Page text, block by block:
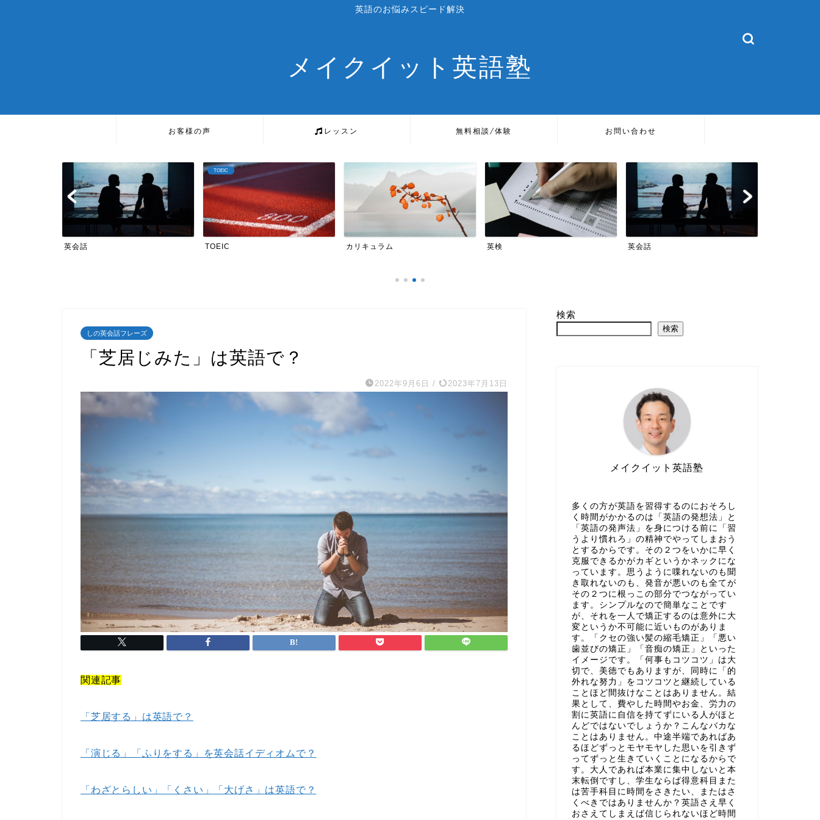
英語のお悩みスピード解決
メイクイット英語塾
お客様の声 レッスン 無料相談/体験 お問い合わせ
英会話
TOEIC
TOEIC カリキュラム 英検 英会話
しの英会話フレーズ
「芝居じみた」は英語で？
2022年9月6日 / 2023年7月13日
関連記事
「芝居する」は英語で？
「演じる」「ふりをする」を英会話イディオムで？
「わざとらしい」「くさい」「大げさ」は英語で？
検索
検索
メイクイット英語塾
多くの方が英語を習得するのにおそろし
く時間がかかるのは「英語の発想法」と
「英語の発声法」を身につける前に「習
うより慣れろ」の精神でやってしまおう
とするからです。その２つをいかに早く
克服できるかがカギというかネックにな
っています。思うように喋れないのも聞
き取れないのも、発音が悪いのも全てが
その２つに根っこの部分でつながってい
ます。シンプルなので簡単なことです
が、それを一人で矯正するのは意外に大
変というか不可能に近いものがありま
す。「クセの強い髪の縮毛矯正」「悪い
歯並びの矯正」「音痴の矯正」といった
イメージです。「何事もコツコツ」は大
切で、美徳でもありますが、同時に「的
外れな努力」をコツコツと継続している
ことほど間抜けなことはありません。結
果として、費やした時間やお金、労力の
割に英語に自信を持てずにいる人がほと
んどではないでしょうか？こんなバカな
ことはありません。中途半端であればあ
るほどずっとモヤモヤした思いを引きず
ってずっと生きていくことになるからで
す。大人であれば本業に集中しないと本
末転倒ですし、学生ならば得意科目また
は苦手科目に時間をさきたい、またはさ
くべきではありませんか？英語さえ早く
おさえてしまえば信じられないほど時間